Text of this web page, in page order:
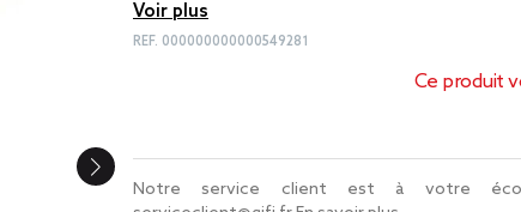
Voir plus
REF. 000000000000549281
Ce produit
Notre service client est à votre